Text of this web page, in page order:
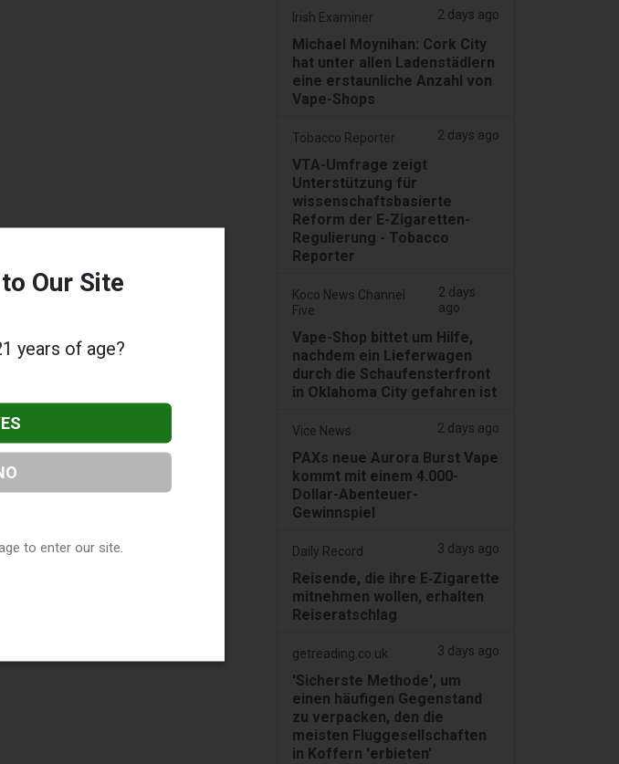
Irish Examiner 2 days ago
Michael Moynihan: Cork City
hat unter allen Ladenstädlern
eine erstaunliche Anzahl von
Vape-Shops
Tobacco Reporter 2 days ago
VTA-Umfrage zeigt
Unterstützung für
wissenschaftsbasierte
Reform der E-Zigaretten-
Regulierung - Tobacco
Reporter
Koco News Channel
Five
2 days
ago
Vape-Shop bittet um Hilfe,
nachdem ein Lieferwagen
durch die Schaufensterfront
in Oklahoma City gefahren ist
Vice News 2 days ago
PAXs neue Aurora Burst Vape
kommt mit einem 4.000-
Dollar-Abenteuer-
Gewinnspiel
Daily Record 3 days ago
Reisende, die ihre E‑Zigarette
mitnehmen wollen, erhalten
Reiseratschlag
getreading.co.uk 3 days ago
'Sicherste Methode', um
einen häufigen Gegenstand
zu verpacken, den die
meisten Fluggesellschaften
in Koffern 'erbieten'
Our Site
years of age?
to enter our site.